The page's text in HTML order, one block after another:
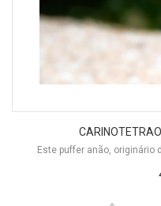
Este puffer anão, originário